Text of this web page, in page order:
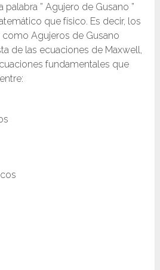
” Agujero de Gusano ”
que físico. Es decir, los
Agujeros de Gusano
de las ecuaciones de Maxwell,
fundamentales que